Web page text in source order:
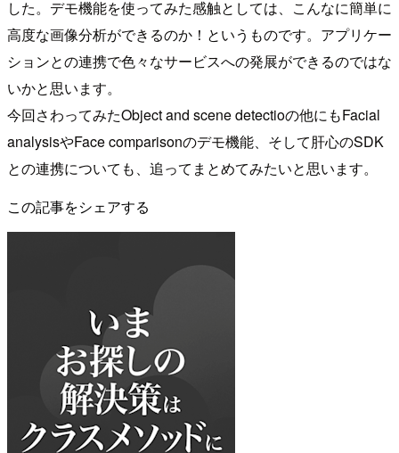
した。デモ機能を使ってみた感触としては、こんなに簡単に
高度な画像分析ができるのか！というものです。アプリケー
ションとの連携で色々なサービスへの発展ができるのではな
いかと思います。
今回さわってみたObject and scene detectioの他にもFacial
analysisやFace comparisonのデモ機能、そして肝心のSDK
との連携についても、追ってまとめてみたいと思います。
この記事をシェアする